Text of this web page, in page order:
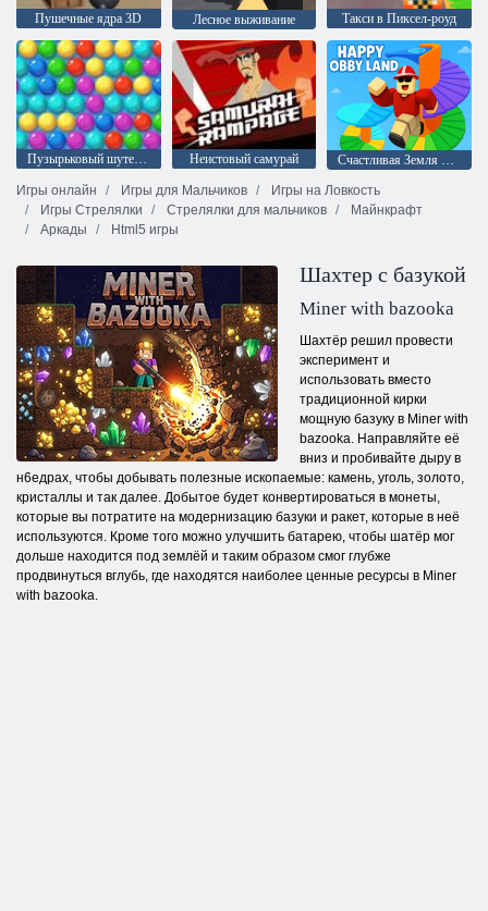
Пушечные ядра 3D Лесное выживание Такси в Пиксел-роуд
Пузырьковый шутер Аркада Неистовый самурай
Счастливая Земля Обби
Игры онлайн
Игры для Мальчиков
Игры на Ловкость
Игры Стрелялки
Стрелялки для мальчиков
Майнкрафт
Аркады
Html5 игры
Шахтер с базукой
Miner with bazooka
Шахтёр решил провести
эксперимент и
использовать вместо
традиционной кирки
мощную базуку в Miner with
bazooka. Направляйте её
вниз и пробивайте дыру в
н6едрах, чтобы добывать полезные ископаемые: камень, уголь, золото,
кристаллы и так далее. Добытое будет конвертироваться в монеты,
которые вы потратите на модернизацию базуки и ракет, которые в неё
используются. Кроме того можно улучшить батарею, чтобы шатёр мог
дольше находится под землёй и таким образом смог глубже
продвинуться вглубь, где находятся наиболее ценные ресурсы в Miner
with bazooka.